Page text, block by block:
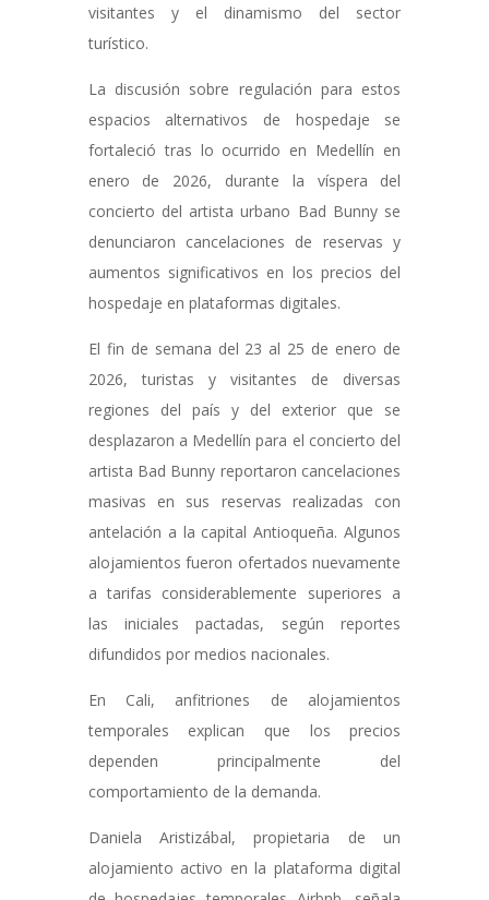
visitantes y el dinamismo del sector
turístico.
La discusión sobre regulación para estos
espacios alternativos de hospedaje se
fortaleció tras lo ocurrido en Medellín en
enero de 2026, durante la víspera del
concierto del artista urbano Bad Bunny se
denunciaron cancelaciones de reservas y
aumentos significativos en los precios del
hospedaje en plataformas digitales.
El fin de semana del 23 al 25 de enero de
2026, turistas y visitantes de diversas
regiones del país y del exterior que se
desplazaron a Medellín para el concierto del
artista Bad Bunny reportaron cancelaciones
masivas en sus reservas realizadas con
antelación a la capital Antioqueña. Algunos
alojamientos fueron ofertados nuevamente
a tarifas considerablemente superiores a
las iniciales pactadas, según reportes
difundidos por medios nacionales.
En Cali, anfitriones de alojamientos
temporales explican que los precios
dependen principalmente del
comportamiento de la demanda.
Daniela Aristizábal, propietaria de un
alojamiento activo en la plataforma digital